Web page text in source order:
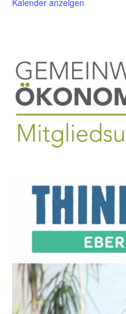
Kalender anzeigen